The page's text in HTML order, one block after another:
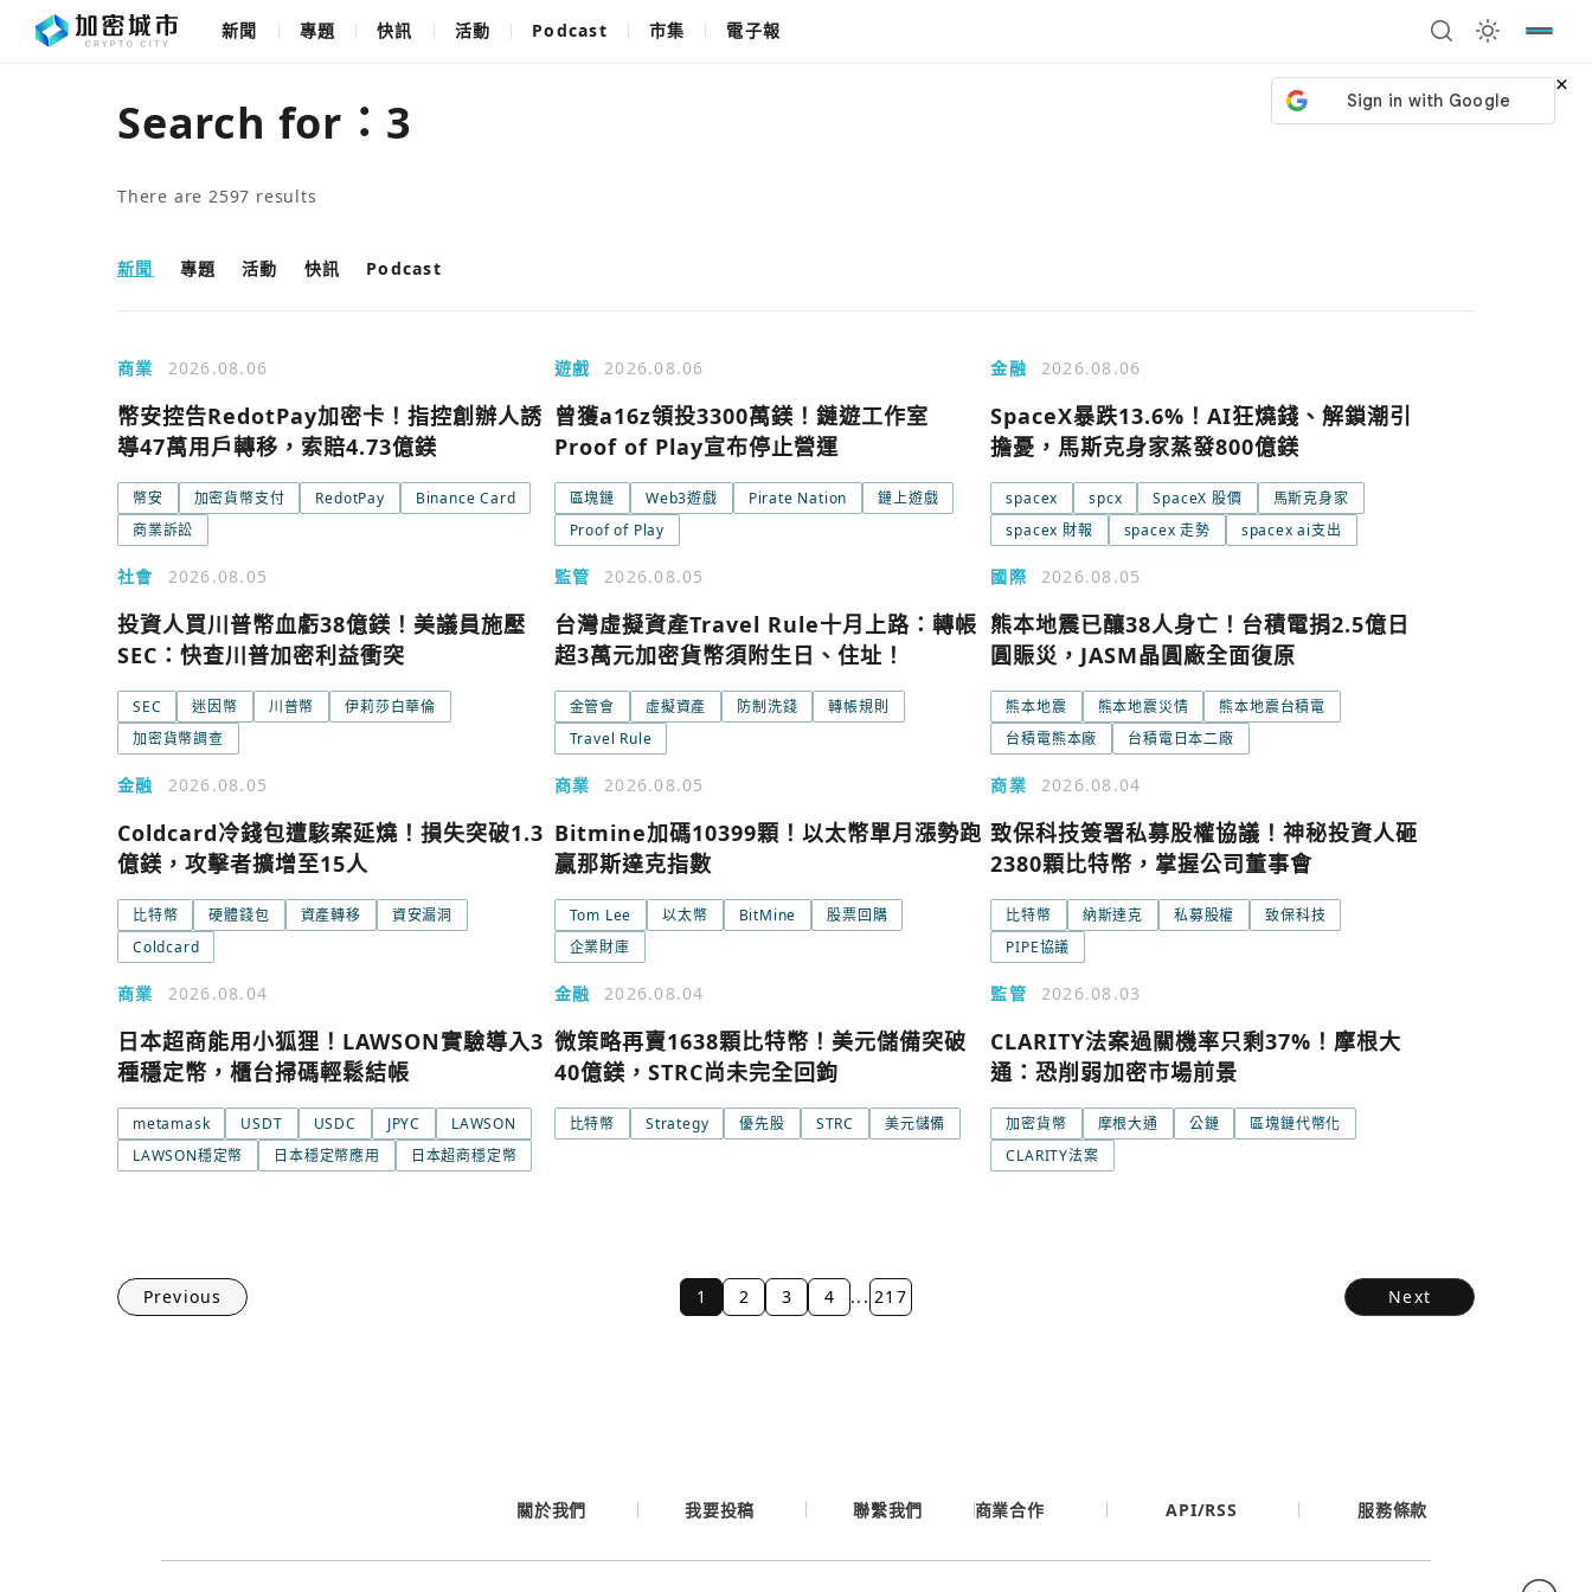
新聞 專題 快訊 活動 Podcast 市集 電子報
Search for： 3
There are 2597 results
新聞 專題 活動 快訊 Podcast
商業 2026.08.06
幣安控告RedotPay加密卡！指控創辦人誘
導47萬用戶轉移，索賠4.73億鎂
幣安 加密貨幣支付 RedotPay
Binance Card
商業訴訟
遊戲 2026.08.06
曾獲a16z領投3300萬鎂！鏈遊工作室
Proof of Play宣布停止營運
區塊鏈 Web3遊戲 Pirate Nation
鏈上遊戲
Proof of Play
金融 2026.08.06
SpaceX暴跌13.6%！AI狂燒錢、解鎖潮引
擔憂，馬斯克身家蒸發800億鎂
spacex spcx SpaceX 股價
馬斯克身家
spacex 財報
spacex 走勢 spacex ai支出
社會 2026.08.05
投資人買川普幣血虧38億鎂！美議員施壓
SEC：快查川普加密利益衝突
SEC 迷因幣 川普幣
伊莉莎白華倫
加密貨幣調查
監管 2026.08.05
台灣虛擬資產Travel Rule十月上路：轉帳
超3萬元加密貨幣須附生日、住址！
金管會 虛擬資產 防制洗錢
轉帳規則
Travel Rule
國際 2026.08.05
熊本地震已釀38人身亡！台積電捐2.5億日
圓賑災，JASM晶圓廠全面復原
熊本地震 熊本地震災情
熊本地震台積電
台積電熊本廠
台積電日本二廠
金融 2026.08.05
Coldcard冷錢包遭駭案延燒！損失突破1.3
億鎂，攻擊者擴增至15人
比特幣 硬體錢包 資產轉移
資安漏洞
Coldcard
商業 2026.08.05
Bitmine加碼10399顆！以太幣單月漲勢跑
贏那斯達克指數
Tom Lee 以太幣 BitMine
股票回購
企業財庫
商業 2026.08.04
致保科技簽署私募股權協議！神秘投資人砸
2380顆比特幣，掌握公司董事會
比特幣 納斯達克 私募股權
致保科技
PIPE協議
商業 2026.08.04
日本超商能用小狐狸！LAWSON實驗導入3
種穩定幣，櫃台掃碼輕鬆結帳
metamask USDT USDC JPYC
LAWSON
LAWSON穩定幣
日本穩定幣應用 日本超商穩定幣
金融 2026.08.04
微策略再賣1638顆比特幣！美元儲備突破
40億鎂，STRC尚未完全回鉤
比特幣 Strategy 優先股 STRC 美元儲備
監管 2026.08.03
CLARITY法案過關機率只剩37%！摩根大
通：恐削弱加密市場前景
加密貨幣 摩根大通 公鏈
區塊鏈代幣化
CLARITY法案
Previous 1 2 3 4 ... 217 Next
今日熱門
使用以下帳號繼續
Email
繼續表示您已同意 服務條款與隱私政策
您已閒置5分鐘，請點擊關閉按鈕或空白處，即可回到加密城市 關閉
今日熱門
關於我們 我要投稿 聯繫我們 商業合作 API/RSS 服務條款
×